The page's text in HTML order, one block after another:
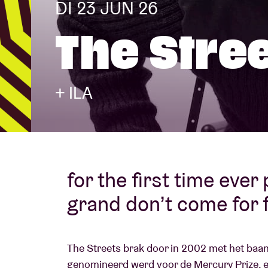
AB ❤ you
DI 23 JUN 26
The
+ ILA
for the first time ever
grand don’t come for
The Streets brak door in 2002 met het
genomineerd werd voor de Mercury Prize,